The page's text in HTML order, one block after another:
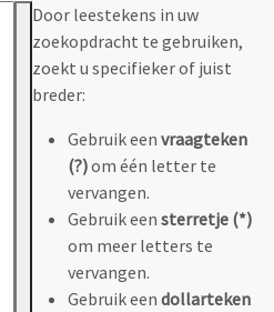
Door leestekens in uw
zoekopdracht te gebruiken,
zoekt u specifieker of juist
breder:
Gebruik een vraagteken
(?)om één letter te
vervangen.
Gebruik een sterretje (*)
om meer letters te
vervangen.
Gebruik een dollarteken